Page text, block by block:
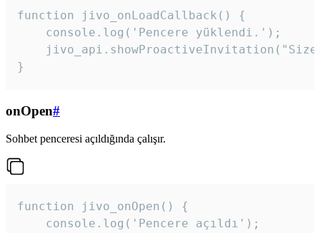
function jivo_onLoadCallback() {
    console.log('Pencere yüklendi.');
}
onOpen#
Sohbet penceresi açıldığında çalışır.
function jivo_onOpen() {
    console.log('Pencere açıldı');